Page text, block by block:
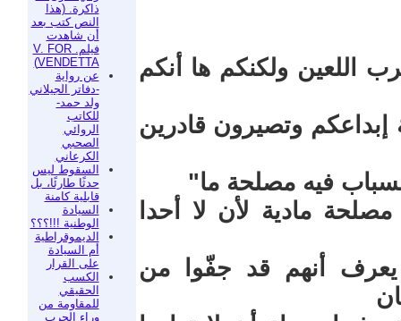
ذاكرة. (هذا
النص كتب بعد
أن شاهدت
فيلم. V. FOR
VENDETTA)
عن رواية
-دفاتر الجيلاني
ولد حمد-
للكاتب
الروائي
الصحبي
الكرعاني
السقوط ليس
حدثًا طارئًا، بل
قابلية كامنة
السيادة
الوطنية !!!؟؟؟
الديموقراطية
أم السيادة
على القرار
الكسب
الحقيقي
للمقاومة من
وراء الحرب
اللعين ولكنكم ها أنكم
إبداعكم وتصيرون قادرين
فيه مصلحة ما"
مادية لأن لا أحدا
يعرف أنهم قد جفّوا من